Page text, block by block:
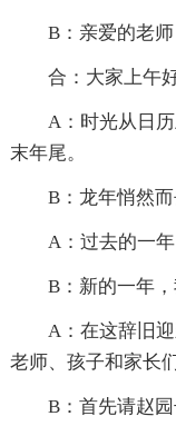
B：亲爱的老师
合：大家上午
A：时光从日
末年尾。
B：龙年悄然而
A：过去的一
B：新的一年
A：在这辞旧
老师、孩子和家长
B：首先请赵